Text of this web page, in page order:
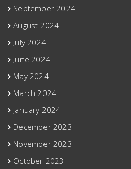
September 2024
August 2024
July 2024
June 2024
May 2024
March 2024
January 2024
December 2023
November 2023
October 2023